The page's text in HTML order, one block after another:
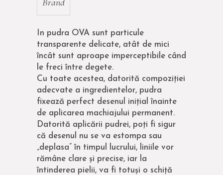
Brand
In pudra OVA sunt particule
transparente delicate, atât de mici
încât sunt aproape imperceptibile când
le freci între degete.
Cu toate acestea, datorită compoziției
adecvate a ingredientelor, pudra
fixează perfect desenul inițial înainte
de aplicarea machiajului permanent.
Datorită aplicării pudrei, poți fi sigur
că desenul nu se va estompa sau
„deplasa” în timpul lucrului, liniile vor
rămâne clare și precise, iar la
întinderea pielii, va fi totuși o schiță